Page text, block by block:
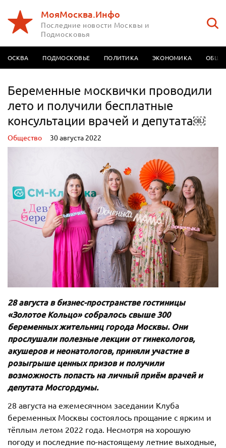
МояМосква.Инфо
Последние новости Москвы и
Подмосковья
МОСКВА ПОДМОСКОВЬЕ ПОЛИТИКА ЭКОНОМИКА
Беременные москвички проводили
лето и получили бесплатные
консультации врачей и депутата￼
Oбщество 30 августа 2022
28 августа в бизнес-пространстве гостиницы
«Золотое Кольцо» собралось свыше 300
беременных жительниц города Москвы. Они
прослушали полезные лекции от гинекологов,
акушеров и неонатологов, приняли участие в
розыгрыше ценных призов и получили
возможность попасть на личный приём врачей и
депутата Мосгордумы.
28 августа на ежемесячном заседании Клуба
беременных Москвы состоялось прощание с ярким и
тёплым летом 2022 года. Несмотря на хорошую
погоду и последние по-настоящему летние выходные,